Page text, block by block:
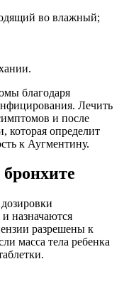
во влажный;
благодаря
Лечить
и после
которая определит
к Аугментину.
назначаются
разрешены к
масса тела ребенка